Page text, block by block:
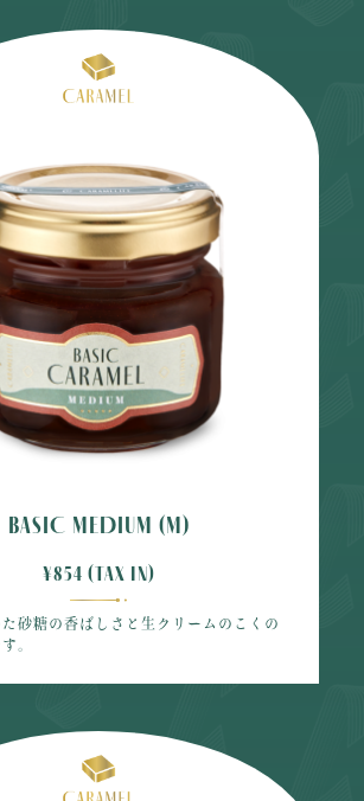
BASIC MEDIUM (M)
¥854 (tax in)
砂糖の香ばしさと生クリームのこくの
。